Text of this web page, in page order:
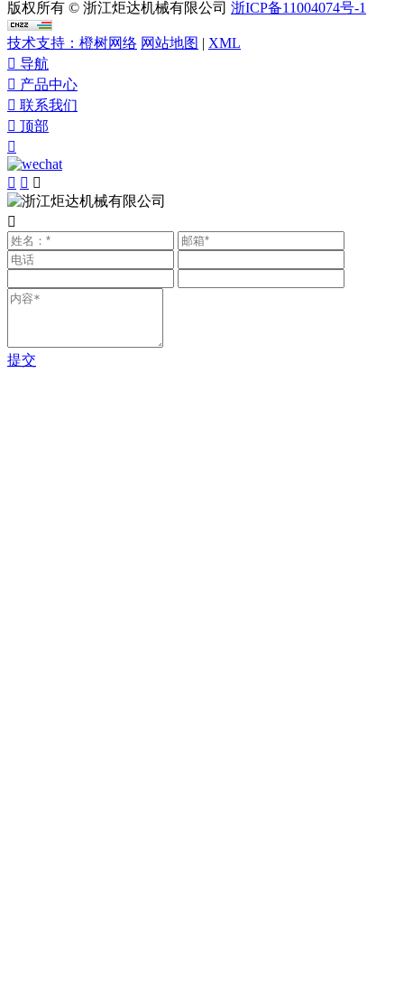
版权所有 © 浙江炬达机械有限公司 浙ICP备11004074号-1
技术支持：橙树网络 网站地图 | XML
 导航
 产品中心
 联系我们
 顶部

  

提交